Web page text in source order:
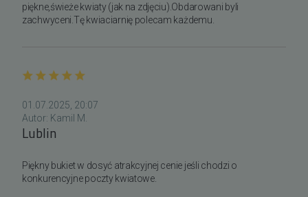
piękne,świeże kwiaty (jak na zdjęciu).Obdarowani byli
zachwyceni.Tę kwiaciarnię polecam każdemu.
01.07.2025, 20:07
Autor: Kamil M.
Lublin
Piękny bukiet w dosyć atrakcyjnej cenie jeśli chodzi o
konkurencyjne poczty kwiatowe.